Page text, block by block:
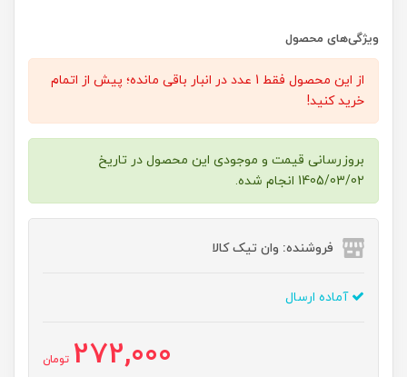
ویژگی‌های محصول
از این محصول فقط 1 عدد در انبار باقی مانده؛ پیش از اتمام
خرید کنید!
بروزرسانی قیمت و موجودی این محصول در تاریخ
1405/03/02 انجام شده.
فروشنده: وان تیک کالا
آماده ارسال
272,000 تومان